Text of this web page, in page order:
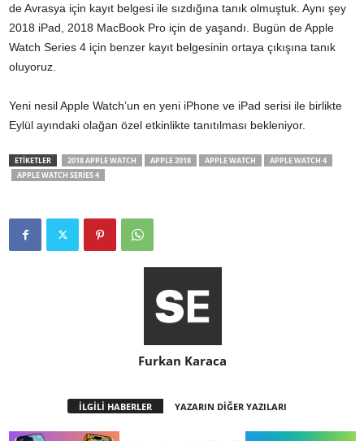
de Avrasya için kayıt belgesi ile sızdığına tanık olmuştuk. Aynı şey
2018 iPad, 2018 MacBook Pro için de yaşandı. Bugün de Apple
Watch Series 4 için benzer kayıt belgesinin ortaya çıkışına tanık
oluyoruz.
Yeni nesil Apple Watch’un en yeni iPhone ve iPad serisi ile birlikte
Eylül ayındaki olağan özel etkinlikte tanıtılması bekleniyor.
ETİKETLER 2018 APPLE WATCH APPLE 2018 APPLE WATCH
APPLE WATCH 4
APPLE WATCH SERIES 4
Furkan Karaca
İLGİLİ HABERLER YAZARIN DİĞER YAZILARI